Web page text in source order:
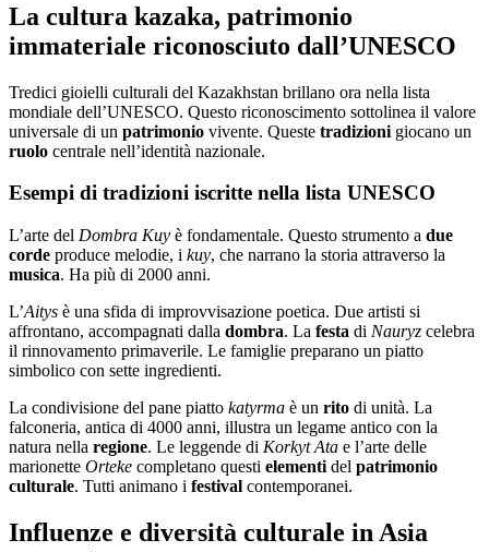
La cultura kazaka, patrimonio
immateriale riconosciuto dall’UNESCO
Tredici gioielli culturali del Kazakhstan brillano ora nella lista
mondiale dell’UNESCO. Questo riconoscimento sottolinea il valore
universale di un patrimonio vivente. Queste tradizioni giocano un
ruolo centrale nell’identità nazionale.
Esempi di tradizioni iscritte nella lista UNESCO
L’arte del Dombra Kuy è fondamentale. Questo strumento a due
corde produce melodie, i kuy, che narrano la storia attraverso la
musica. Ha più di 2000 anni.
L’Aitys è una sfida di improvvisazione poetica. Due artisti si
affrontano, accompagnati dalla dombra. La festa di Nauryz celebra
il rinnovamento primaverile. Le famiglie preparano un piatto
simbolico con sette ingredienti.
La condivisione del pane piatto katyrma è un rito di unità. La
falconeria, antica di 4000 anni, illustra un legame antico con la
natura nella regione. Le leggende di Korkyt Ata e l’arte delle
marionette Orteke completano questi elementi del patrimonio
culturale. Tutti animano i festival contemporanei.
Influenze e diversità culturale in Asia